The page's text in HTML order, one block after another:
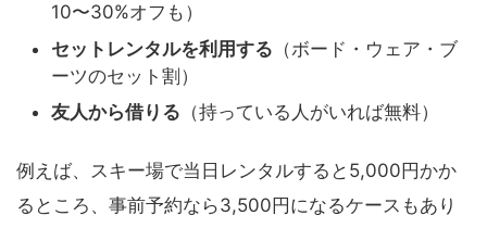
10〜30%オフも）
セットレンタルを利用する （ボード・ウェア・ブ
ーツのセット割）
友人から借りる （持っている人がいれば無料）
例えば、スキー場で当日レンタルすると5,000円かか
るところ、事前予約なら3,500円になるケースもあり